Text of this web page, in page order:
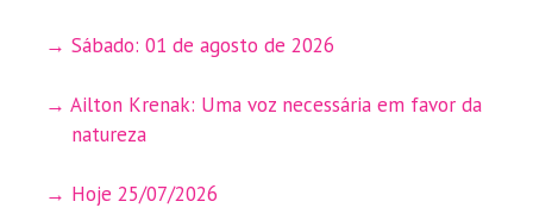
Sábado: 01 de agosto de 2026
Ailton Krenak: Uma voz necessária em favor da
natureza
Hoje 25/07/2026